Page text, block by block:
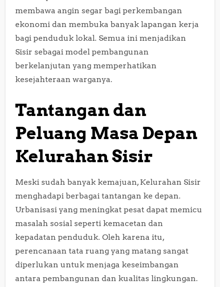
membawa angin segar bagi perkembangan
ekonomi dan membuka banyak lapangan kerja
bagi penduduk lokal. Semua ini menjadikan
Sisir sebagai model pembangunan
berkelanjutan yang memperhatikan
kesejahteraan warganya.
Tantangan dan
Peluang Masa Depan
Kelurahan Sisir
Meski sudah banyak kemajuan, Kelurahan Sisir
menghadapi berbagai tantangan ke depan.
Urbanisasi yang meningkat pesat dapat memicu
masalah sosial seperti kemacetan dan
kepadatan penduduk. Oleh karena itu,
perencanaan tata ruang yang matang sangat
diperlukan untuk menjaga keseimbangan
antara pembangunan dan kualitas lingkungan.